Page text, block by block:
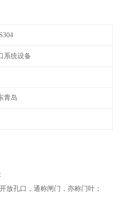
系统设备
青岛
放孔口，通称闸门，亦称门叶；